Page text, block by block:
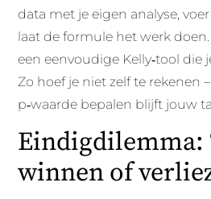
data met je eigen analyse,
laat de formule het werk
een eenvoudige Kelly‑tool die
Zo hoef je niet zelf te rekenen
p‑waarde bepalen blijft jouw
Eindigdilemma:
winnen of